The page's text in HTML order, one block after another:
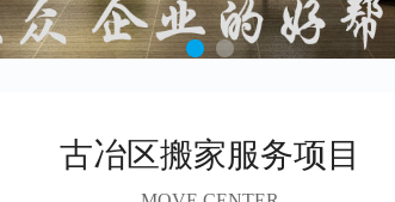
古冶区搬家服务项目